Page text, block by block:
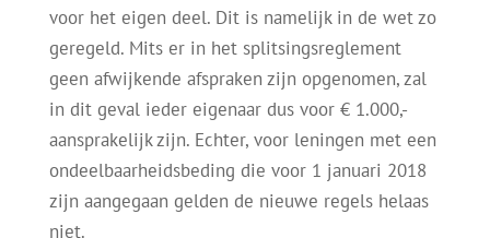
voor het eigen deel. Dit is namelijk in de wet zo
geregeld. Mits er in het splitsingsreglement
geen afwijkende afspraken zijn opgenomen, zal
in dit geval ieder eigenaar dus voor € 1.000,-
aansprakelijk zijn. Echter, voor leningen met een
ondeelbaarheidsbeding die voor 1 januari 2018
zijn aangegaan gelden de nieuwe regels helaas
niet.